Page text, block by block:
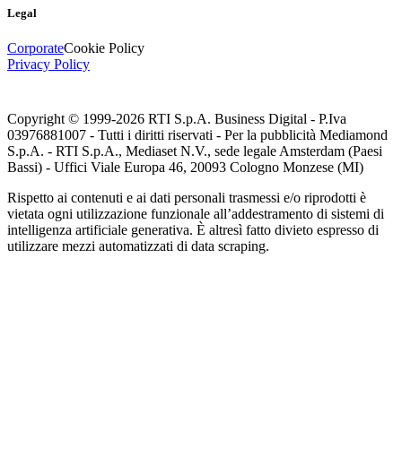
Legal
CorporateCookie Policy
Privacy Policy
Copyright © 1999-2026 RTI S.p.A. Business Digital - P.Iva
03976881007 - Tutti i diritti riservati - Per la pubblicità Mediamond
S.p.A. - RTI S.p.A., Mediaset N.V., sede legale Amsterdam (Paesi
Bassi) - Uffici Viale Europa 46, 20093 Cologno Monzese (MI)
Rispetto ai contenuti e ai dati personali trasmessi e/o riprodotti è
vietata ogni utilizzazione funzionale all’addestramento di sistemi di
intelligenza artificiale generativa. È altresì fatto divieto espresso di
utilizzare mezzi automatizzati di data scraping.